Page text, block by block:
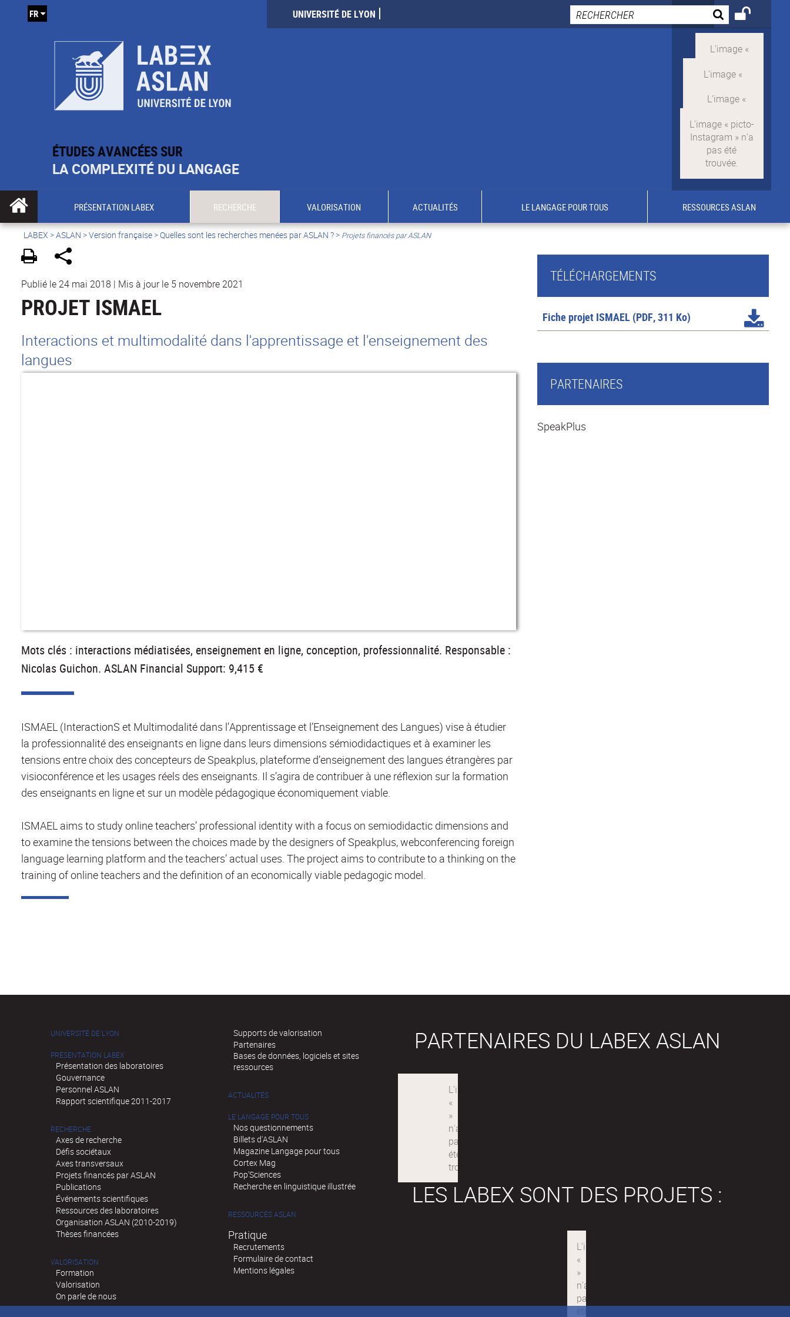
ÉTUDES AVANCÉES SUR
LA COMPLEXITÉ DU LANGAGE
UNIVERSITÉ DE LYON
FR
PRÉSENTATION LABEX RECHERCHE VALORISATION ACTUALITÉS LE LANGAGE POUR TOUS RESSOURCES ASLAN
LABEX >ASLAN >Version française>Quelles sont les recherches menées par ASLAN ?> Projets financés par ASLAN
Publié le 24 mai 2018 | Mis à jour le 5 novembre 2021
PROJET ISMAEL
Interactions et multimodalité dans l'apprentissage et l'enseignement des
langues
Mots clés : interactions médiatisées, enseignement en ligne, conception, professionnalité. Responsable :
Nicolas Guichon. ASLAN Financial Support: 9,415 €
ISMAEL (InteractionS et Multimodalité dans l’Apprentissage et l’Enseignement des Langues) vise à étudier
la professionnalité des enseignants en ligne dans leurs dimensions sémiodidactiques et à examiner les
tensions entre choix des concepteurs de Speakplus, plateforme d’enseignement des langues étrangères par
visioconférence et les usages réels des enseignants. Il s’agira de contribuer à une réflexion sur la formation
des enseignants en ligne et sur un modèle pédagogique économiquement viable.
ISMAEL aims to study online teachers’ professional identity with a focus on semiodidactic dimensions and
to examine the tensions between the choices made by the designers of Speakplus, webconferencing foreign
language learning platform and the teachers’ actual uses. The project aims to contribute to a thinking on the
training of online teachers and the definition of an economically viable pedagogic model.
TÉLÉCHARGEMENTS
Fiche projet ISMAEL (PDF, 311 Ko)
PARTENAIRES
SpeakPlus
UNIVERSITÉ DE LYON
PRÉSENTATION LABEX
Présentation des laboratoires
Gouvernance
Personnel ASLAN
Rapport scientifique 2011-2017
RECHERCHE
Axes de recherche
Défis sociétaux
Axes transversaux
Projets financés par ASLAN
Publications
Événements scientifiques
Ressources des laboratoires
Organisation ASLAN (2010-2019)
Thèses financées
VALORISATION
Formation
Valorisation
On parle de nous
Supports de valorisation
Partenaires
Bases de données, logiciels et sites
ressources
ACTUALITÉS
LE LANGAGE POUR TOUS
Nos questionnements
Billets d'ASLAN
Magazine Langage pour tous
Cortex Mag
Pop'Sciences
Recherche en linguistique illustrée
RESSOURCES ASLAN
Pratique
Recrutements
Formulaire de contact
Mentions légales
PARTENAIRES DU LABEX ASLAN
LES LABEX SONT DES PROJETS :